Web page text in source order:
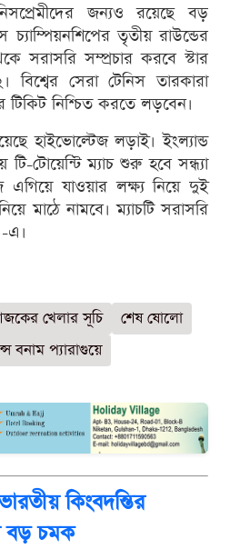
জন্যও রয়েছে বড়
তৃতীয় রাউন্ডের
সরাসরি সম্প্রচার করবে স্টার
সেরা টেনিস তারকারা
নিশ্চিত করতে লড়বেন।
হাইভোল্টেজ লড়াই। ইংল্যান্ড
টি-টোয়েন্টি ম্যাচ শুরু হবে সন্ধ্যা
এগিয়ে যাওয়ার লক্ষ্য নিয়ে দুই
মাঠে নামবে। ম্যাচটি সরাসরি
এ।
খেলার সূচি
শেষ ষোলো
বনাম প্যারাগুয়ে
কিংবদন্তির
বড় চমক